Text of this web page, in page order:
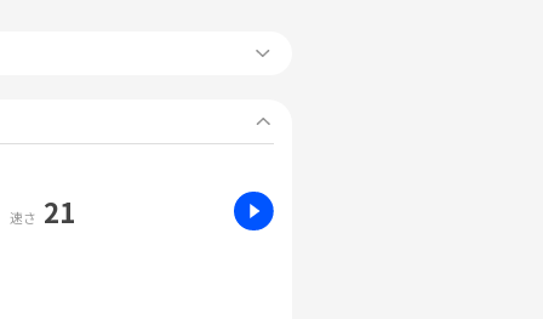
速さ 21